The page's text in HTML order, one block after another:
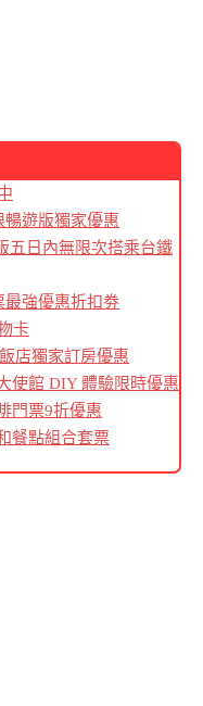
暢遊版獨家優惠
五日內無限次搭乘台鐵
最強優惠折扣劵
卡
店獨家訂房優惠
使館 DIY 體驗限時優惠
門票9折優惠
餐點組合套票